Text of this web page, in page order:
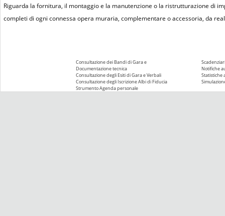
Riguarda la fornitura, il montaggio e la manutenzione o la ristrutturazione di
completi di ogni connessa opera muraria, complementare o accessoria, da
Consultazione dei Bandi di Gara e
Documentazione tecnica
Consultazione degli Esiti di Gara e Verbali
Consultazione degli Iscrizione Albi di Fiducia
Strumento Agenda personale
Notifiche
Statistiche